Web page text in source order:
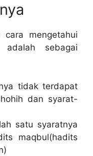
mengetahui
sebagai
tidak terdapat
dan syarat-
satu syaratnya
maqbul(hadits